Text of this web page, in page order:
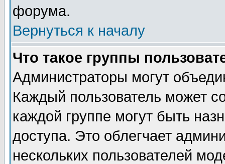
форума.
Вернуться к началу
Что такое группы
Администраторы могут
Каждый пользователь может
каждой группе могут быть
доступа. Это облегчает
нескольких пользователей